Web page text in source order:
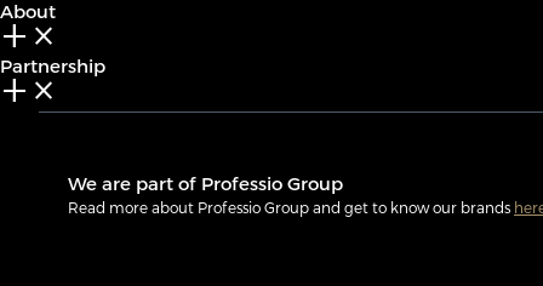
About
add_2 close
Partnership
add_2 close
We are part of Professio Group
Read more about Professio Group and get to know our brands